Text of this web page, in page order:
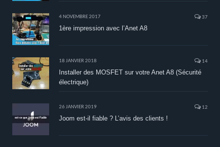
4 NOVEMBRE 2017 37
1ère impression avec l’Anet A8
18 JANVIER 2018 14
Installer des MOSFET sur votre Anet A8 (Sécurité
électrique)
26 JANVIER 2019 12
Joom est-il fiable ? L’avis des clients !